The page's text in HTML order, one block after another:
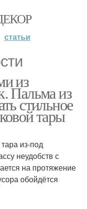
статьи
из
Пальма из
стильное
тары
из-под
неудобств с
на протяжение
обойдётся